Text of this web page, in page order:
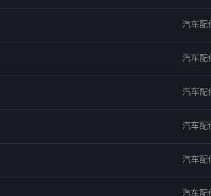
汽车配
汽车配
汽车配
汽车配
汽车配
汽车配